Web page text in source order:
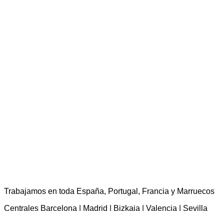
Trabajamos en toda España, Portugal, Francia y Marruecos
Centrales Barcelona | Madrid | Bizkaia | Valencia | Sevilla